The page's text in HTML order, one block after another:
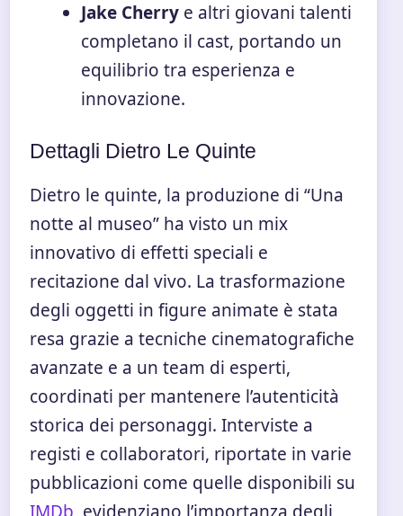
Jake Cherry e altri giovani talenti
completano il cast, portando un
equilibrio tra esperienza e
innovazione.
Dettagli Dietro Le Quinte
Dietro le quinte, la produzione di “Una
notte al museo” ha visto un mix
innovativo di effetti speciali e
recitazione dal vivo. La trasformazione
degli oggetti in figure animate è stata
resa grazie a tecniche cinematografiche
avanzate e a un team di esperti,
coordinati per mantenere l’autenticità
storica dei personaggi. Interviste a
registi e collaboratori, riportate in varie
pubblicazioni come quelle disponibili su